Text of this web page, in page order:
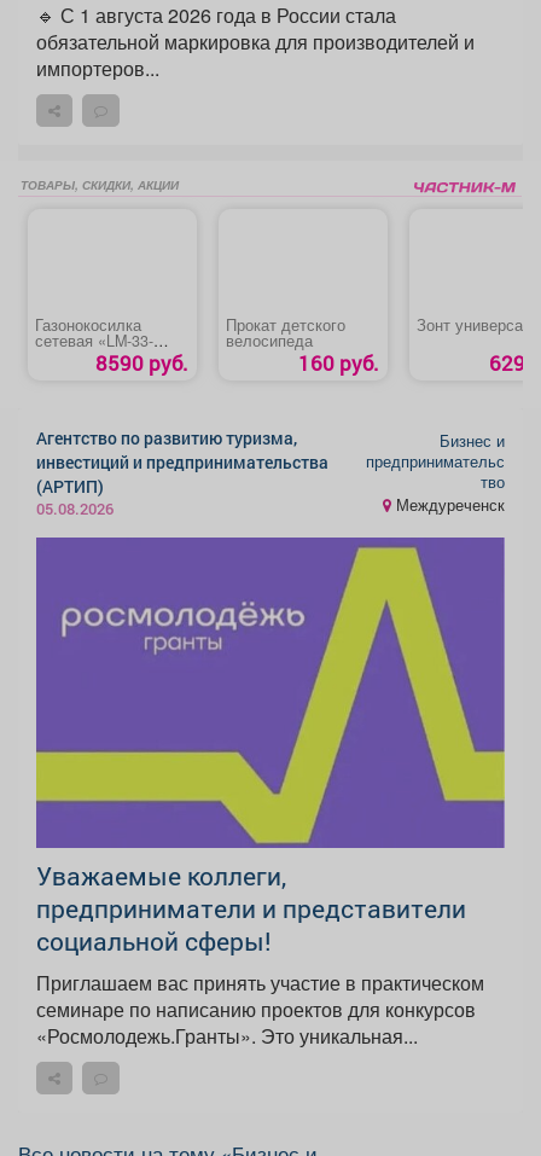
🔹 С 1 августа 2026 года в России стала
обязательной маркировка для производителей и
импортеров...
ТОВАРЫ, СКИДКИ, АКЦИИ
Газонокосилка
сетевая «LM-33-
8590 руб.
Прокат детского
велосипеда
160 руб.
Зонт
629
Агентство по развитию туризма,
инвестиций и предпринимательства
(АРТИП)
05.08.2026
Бизнес и
предпринимательс
тво
Междуреченск
Уважаемые коллеги,
предприниматели и представители
социальной сферы!
Приглашаем вас принять участие в практическом
семинаре по написанию проектов для конкурсов
«Росмолодежь.Гранты». Это уникальная...